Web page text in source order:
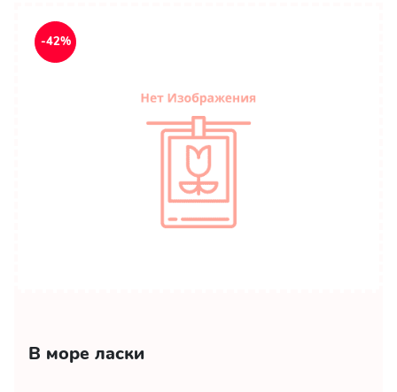
-42%
В море ласки